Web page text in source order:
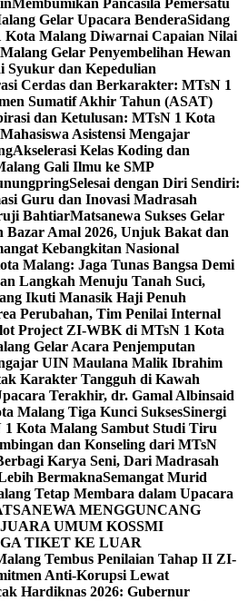
Membumikan Pancasila Pemersatu
Gelar Upacara BenderaSidang
Kota Malang Diwarnai Capaian Nilai
Gelar Penyembelihan Hewan
Syukur dan Kepedulian
Cerdas dan Berkarakter: MTsN 1
Sumatif Akhir Tahun (ASAT)
dan Ketulusan: MTsN 1 Kota
Asistensi Mengajar
Akselerasi Kelas Koding dan
Gali Ilmu ke SMP
Selesai dengan Diri Sendiri:
Guru dan Inovasi Madrasah
BahtiarMatsanewa Sukses Gelar
Amal 2026, Unjuk Bakat dan
Kebangkitan Nasional
Malang: Jaga Tunas Bangsa Demi
Langkah Menuju Tanah Suci,
Ikuti Manasik Haji Penuh
Perubahan, Tim Penilai Internal
Project ZI-WBK di MTsN 1 Kota
Gelar Acara Penjemputan
UIN Maulana Malik Ibrahim
Karakter Tangguh di Kawah
Terakhir, dr. Gamal Albinsaid
Malang Tiga Kunci SuksesSinergi
Kota Malang Sambut Studi Tiru
dan Konseling dari MTsN
Karya Seni, Dari Madrasah
BermaknaSemangat Murid
Tetap Membara dalam Upacara
MENGGUNCANG
UMUM KOSSMI
TIKET KE LUAR
Tembus Penilaian Tahap II ZI-
Anti-Korupsi Lewat
Hardiknas 2026: Gubernur